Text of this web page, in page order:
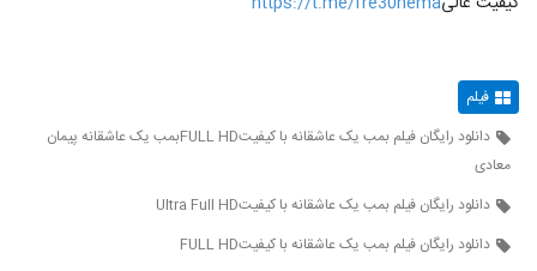
فیلم
دانلود رایگان فیلم بمب یک عاشقانه با کیفیتFULL HDبمب یک عاشقانه پیمان
معادی
دانلود رایگان فیلم بمب یک عاشقانه با کیفیتUltra Full HD
دانلود رایگان فیلم بمب یک عاشقانه با کیفیتFULL HD